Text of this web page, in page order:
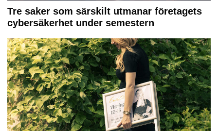
Tre saker som särskilt utmanar företagets
cybersäkerhet under semestern